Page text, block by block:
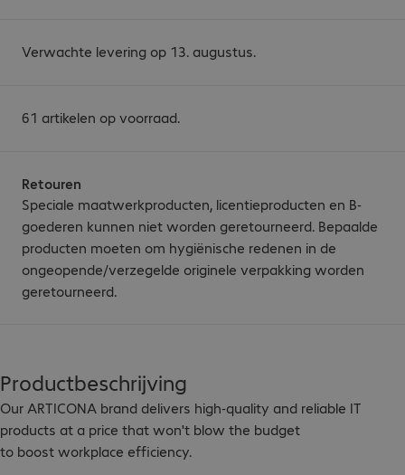
Verwachte levering op 13. augustus.
61 artikelen op voorraad.
Retouren
Speciale maatwerkproducten, licentieproducten en B-
goederen kunnen niet worden geretourneerd. Bepaalde
producten moeten om hygiënische redenen in de
ongeopende/verzegelde originele verpakking worden
geretourneerd.
Productbeschrijving
Our ARTICONA brand delivers high-quality and reliable IT
products at a price that won't blow the budget
to boost workplace efficiency.